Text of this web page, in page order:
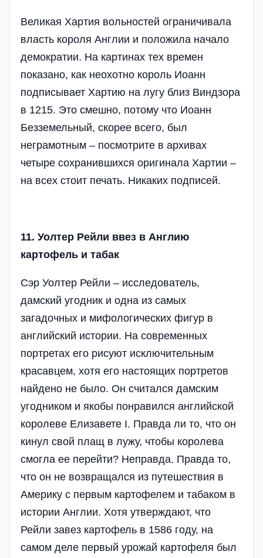
Великая Хартия вольностей ограничивала
власть короля Англии и положила начало
демократии. На картинах тех времен
показано, как неохотно король Иоанн
подписывает Хартию на лугу близ Виндзора
в 1215. Это смешно, потому что Иоанн
Безземельный, скорее всего, был
неграмотным – посмотрите в архивах
четыре сохранившихся оригинала Хартии –
на всех стоит печать. Никаких подписей.
11. Уолтер Рейли ввез в Англию
картофель и табак
Сэр Уолтер Рейли – исследователь,
дамский угодник и одна из самых
загадочных и мифологических фигур в
английский истории. На современных
портретах его рисуют исключительным
красавцем, хотя его настоящих портретов
найдено не было. Он считался дамским
угодником и якобы понравился английской
королеве Елизавете I. Правда ли то, что он
кинул свой плащ в лужу, чтобы королева
смогла ее перейти? Неправда. Правда то,
что он не возвращался из путешествия в
Америку с первым картофелем и табаком в
истории Англии. Хотя утверждают, что
Рейли завез картофель в 1586 году, на
самом деле первый урожай картофеля был